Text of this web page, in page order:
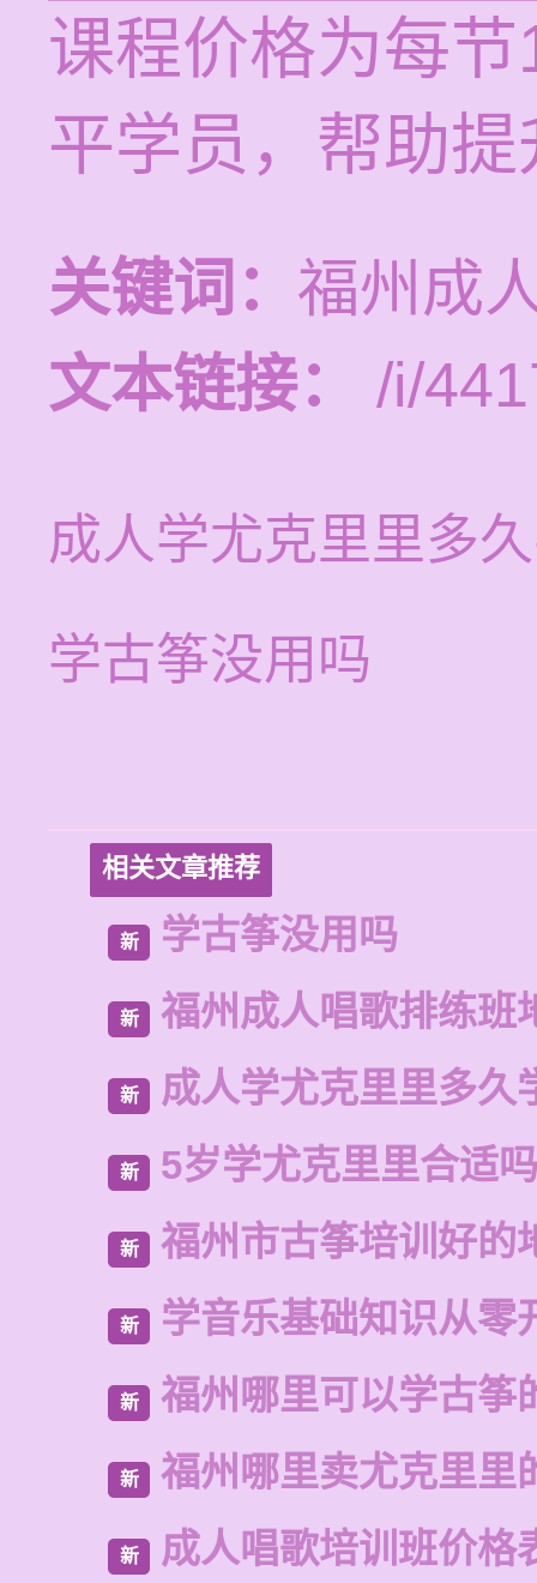
课程价格为每
平学员，帮助
关键词： 福州成
文本链接：
/i/
成人学尤克里里多
学古筝没用吗
相关文章推荐
新 学古筝没用吗
新 福州成人唱歌排练班
新 成人学尤克里里多久
新 5岁学尤克里里合适
新 福州市古筝培训好的
新 学音乐基础知识从零
新 福州哪里可以学古筝
新 福州哪里卖尤克里里
新 成人唱歌培训班价格